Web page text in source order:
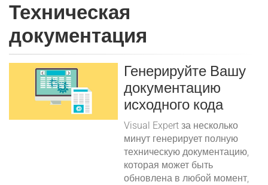
Техническая
документация
Генерируйте Вашу
документацию
исходного кода
Visual Expert за несколько
минут генерирует полную
техническую документацию,
которая может быть
обновлена в любой момент,